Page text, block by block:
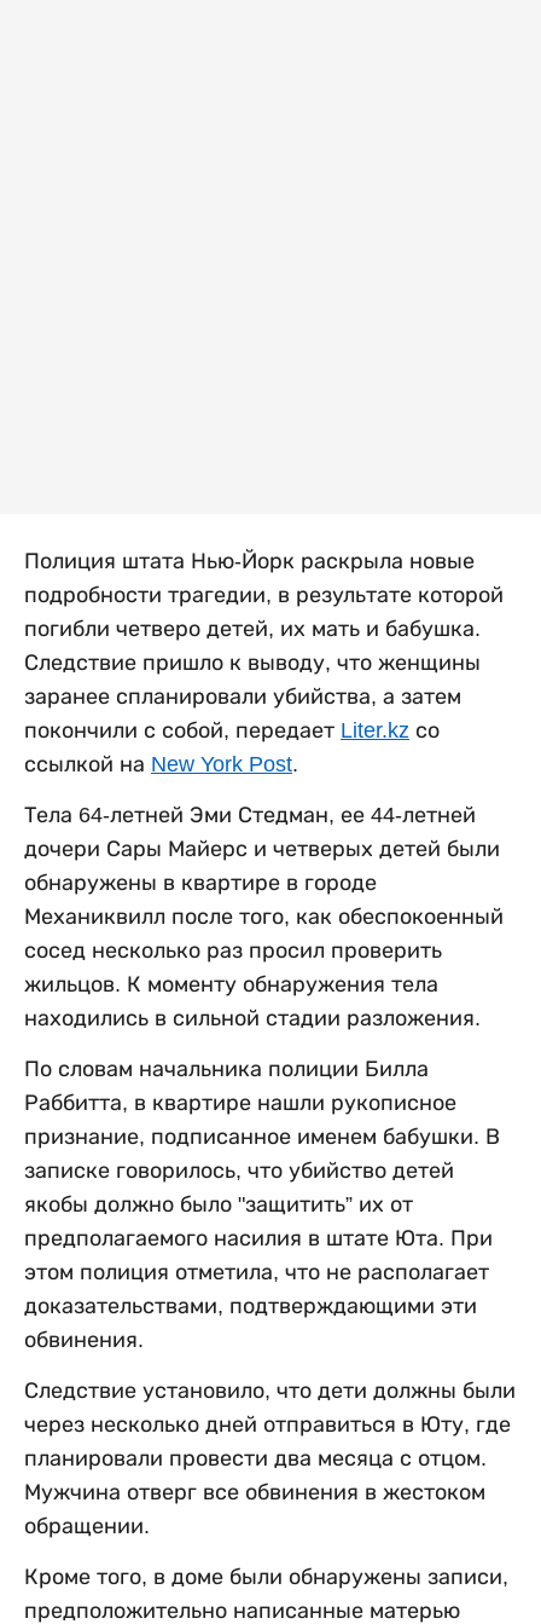
Полиция штата Нью-Йорк раскрыла новые
подробности трагедии, в результате которой
погибли четверо детей, их мать и бабушка.
Следствие пришло к выводу, что женщины
заранее спланировали убийства, а затем
покончили с собой, передает Liter.kz со
ссылкой на New York Post.
Тела 64-летней Эми Стедман, ее 44-летней
дочери Сары Майерс и четверых детей были
обнаружены в квартире в городе
Механиквилл после того, как обеспокоенный
сосед несколько раз просил проверить
жильцов. К моменту обнаружения тела
находились в сильной стадии разложения.
По словам начальника полиции Билла
Раббитта, в квартире нашли рукописное
признание, подписанное именем бабушки. В
записке говорилось, что убийство детей
якобы должно было "защитить” их от
предполагаемого насилия в штате Юта. При
этом полиция отметила, что не располагает
доказательствами, подтверждающими эти
обвинения.
Следствие установило, что дети должны были
через несколько дней отправиться в Юту, где
планировали провести два месяца с отцом.
Мужчина отверг все обвинения в жестоком
обращении.
Кроме того, в доме были обнаружены записи,
предположительно написанные матерью